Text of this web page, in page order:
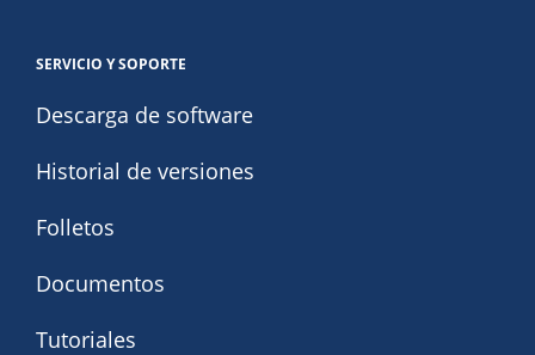
SERVICIO Y SOPORTE
Descarga de software
Historial de versiones
Folletos
Documentos
Tutoriales